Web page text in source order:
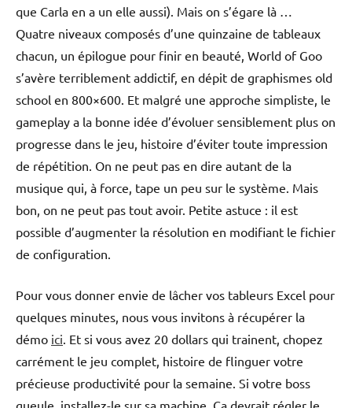
que Carla en a un elle aussi). Mais on s’égare là …
Quatre niveaux composés d’une quinzaine de tableaux
chacun, un épilogue pour finir en beauté, World of Goo
s’avère terriblement addictif, en dépit de graphismes old
school en 800×600. Et malgré une approche simpliste, le
gameplay a la bonne idée d’évoluer sensiblement plus on
progresse dans le jeu, histoire d’éviter toute impression
de répétition. On ne peut pas en dire autant de la
musique qui, à force, tape un peu sur le système. Mais
bon, on ne peut pas tout avoir. Petite astuce : il est
possible d’augmenter la résolution en modifiant le fichier
de configuration.
Pour vous donner envie de lâcher vos tableurs Excel pour
quelques minutes, nous vous invitons à récupérer la
démo ici . Et si vous avez 20 dollars qui trainent, chopez
carrément le jeu complet, histoire de flinguer votre
précieuse productivité pour la semaine. Si votre boss
gueule, installez-le sur sa machine. Ça devrait régler le